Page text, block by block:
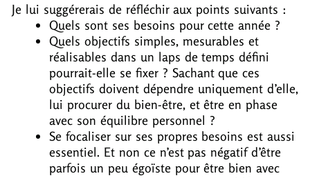
Je lui suggérerais de réfléchir aux points suivants :
Quels sont ses besoins pour cette année ?
Quels objectifs simples, mesurables et
réalisables dans un laps de temps défini
pourrait-elle se fixer ? Sachant que ces
objectifs doivent dépendre uniquement d’elle,
lui procurer du bien-être, et être en phase
avec son équilibre personnel ?
Se focaliser sur ses propres besoins est aussi
essentiel. Et non ce n’est pas négatif d’être
parfois un peu égoïste pour être bien avec